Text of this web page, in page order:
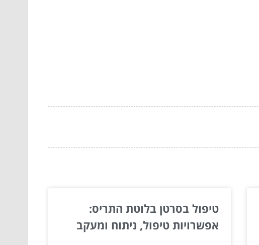
טיפול בסרטן בלוטת התריס:
אפשרויות טיפול, ניתוח ומעקב